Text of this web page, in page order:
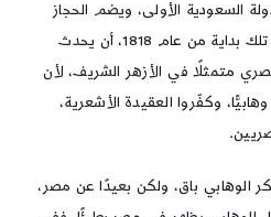
السعودية الأولى، ويضم الحجاز
ونجد للسلطة المصرية، وكانت تلك بداية من عام 1818، أن يحدث
متمثلًا في الأزهر الشريف، لأن
وكفّروا العقيدة الأشعرية،
الوهابي باق، ولكن بعيدًا عن مصر،